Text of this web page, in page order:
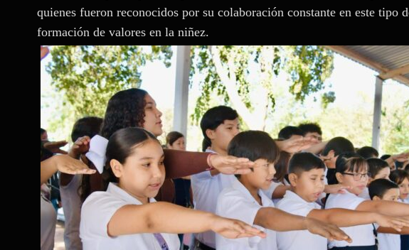
quienes fueron reconocidos por su colaboración constante en este tipo
formación de valores en la niñez.